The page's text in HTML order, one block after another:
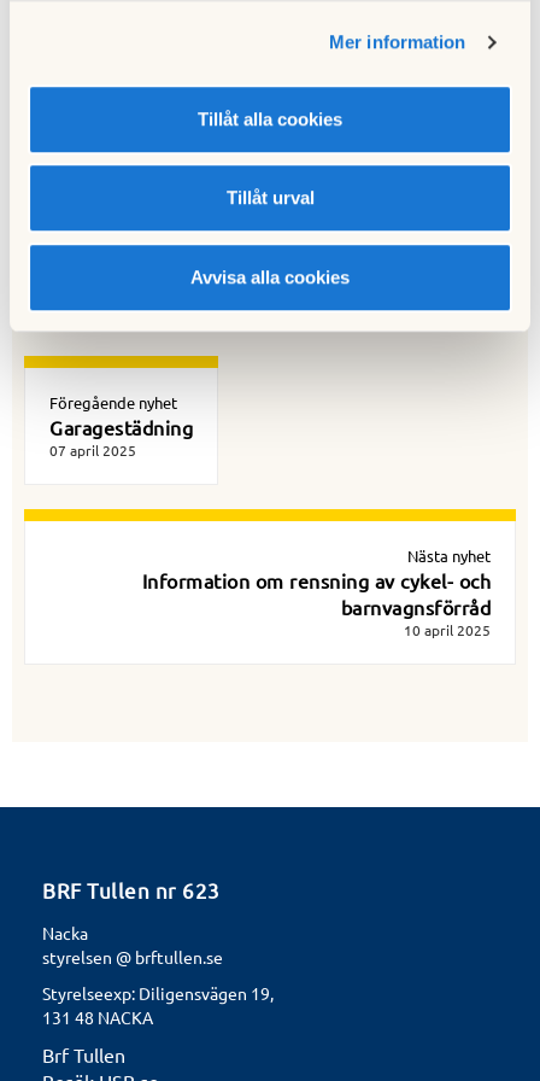
Mer information
Tillåt alla cookies
Tillåt urval
Avvisa alla cookies
Fullmakt vid stamma 2025.pdf Hämta
Till nyhetslistan
Föregående nyhet
Garagestädning
07 april 2025
Nästa nyhet
Information om rensning av cykel- och
barnvagnsförråd
10 april 2025
BRF Tullen nr 623
Nacka
styrelsen @ brftullen.se
Styrelseexp: Diligensvägen 19,
131 48 NACKA
Brf Tullen